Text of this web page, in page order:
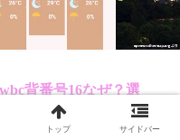
ゃんと山田さん』最新話の
なる死因ネタバレ・犯人像
て「実話なの？」という噂
やこれまでの流れ、読者の
由、今後の展開予想や最終
理しています。
背番号16なぜ？選
ﾒｼﾞｬｰ｢17｣の意味につ
トップ サイドバー